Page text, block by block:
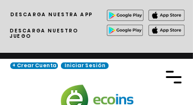
DESCARGA NUESTRA APP
DESCARGA NUESTRO
JUEGO
+ Crear Cuenta Iniciar Sesión